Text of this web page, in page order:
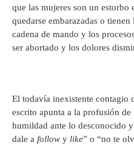
que las mujeres son un estorbo
quedarse embarazadas o
cadena de mando y los
ser abortado y los dolores
El todavía inexistente contagio
escrito apunta a la profusión
humildad ante lo desconocido
dale a follow y like” o “no te